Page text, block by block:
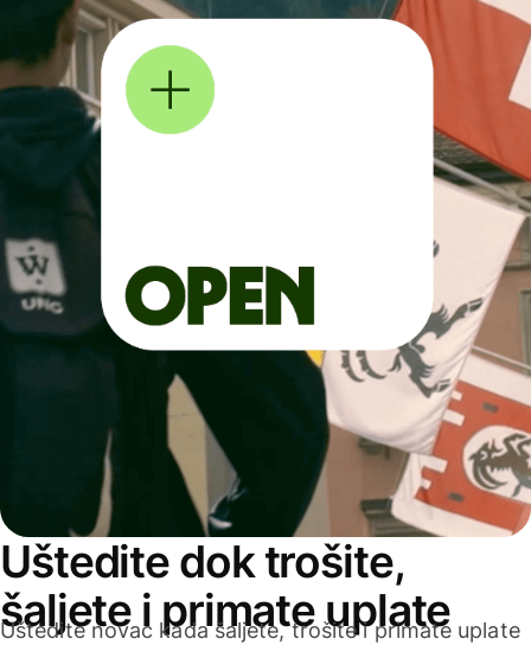
Uštedite dok trošite,
šaljete i primate uplate
Uštedite novac kada šaljete, trošite i primate uplate